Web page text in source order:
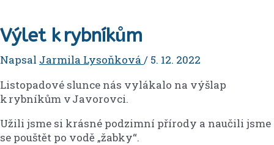
Výlet k rybníkům
Napsal Jarmila Lysoňková / 5. 12. 2022
Listopadové slunce nás vylákalo na výšlap
k rybníkům v Javorovci.
Užili jsme si krásné podzimní přírody a naučili jsme
se pouštět po vodě „žabky“.